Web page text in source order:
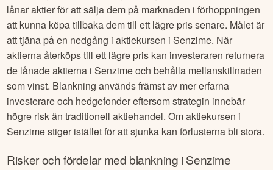
lånar aktier för att sälja dem på marknaden i förhoppningen
att kunna köpa tillbaka dem till ett lägre pris senare. Målet är
att tjäna på en nedgång i aktiekursen iSenzime. När
aktierna återköps till ett lägre pris kan investeraren returnera
de lånade aktierna iSenzimeoch behålla mellanskillnaden
som vinst. Blankning används främst av mer erfarna
investerare och hedgefonder eftersom strategin innebär
högre risk än traditionell aktiehandel. Om aktiekursen i
Senzimestiger istället för att sjunka kan förlusterna bli stora.
Risker och fördelar med blankning iSenzime